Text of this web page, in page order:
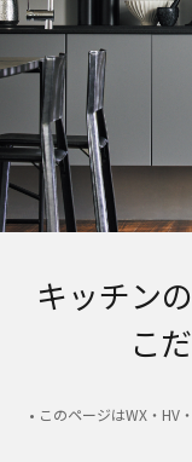
キッチン
こ
• このページはWX・HV